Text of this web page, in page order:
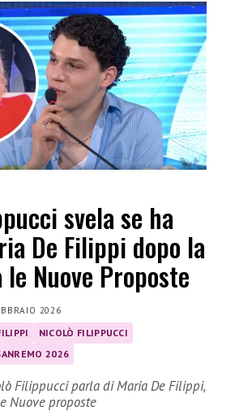
svela se ha
De Filippi dopo la
Nuove Proposte
2026
NICOLÒ FILIPPUCCI
2026
Filippucci parla di Maria De Filippi,
Nuove proposte